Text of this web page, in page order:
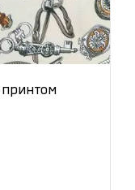
принтом